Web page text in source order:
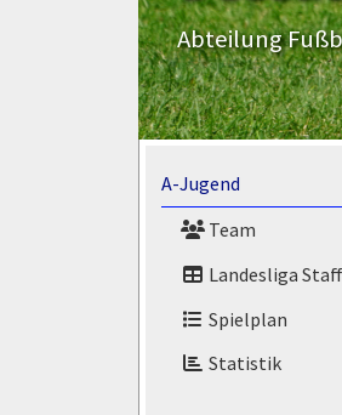
Abteilung
A-Jugend
Team
Landesliga
Spielplan
Statistik